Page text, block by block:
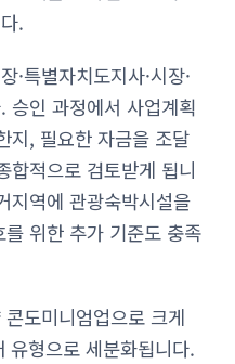
.
·특별자치도지사·시장·
승인 과정에서 사업계획
지, 필요한 자금을 조달
합적으로 검토받게 됩니
지역에 관광숙박시설을
위한 추가 기준도 충족
도미니엄업으로 크게
유형으로 세분화됩니다.